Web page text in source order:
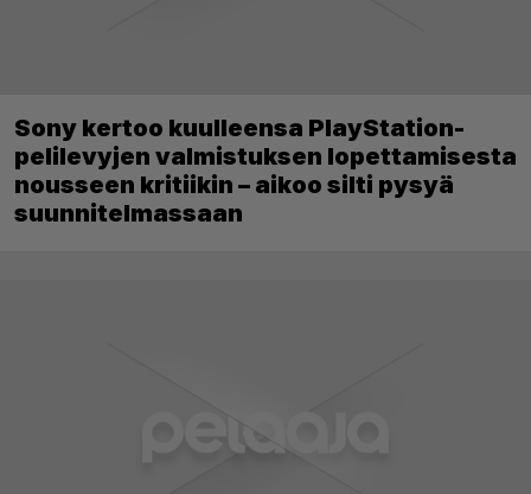
Sony kertoo kuulleensa PlayStation-
pelilevyjen valmistuksen lopettamisesta
nousseen kritiikin – aikoo silti pysyä
suunnitelmassaan